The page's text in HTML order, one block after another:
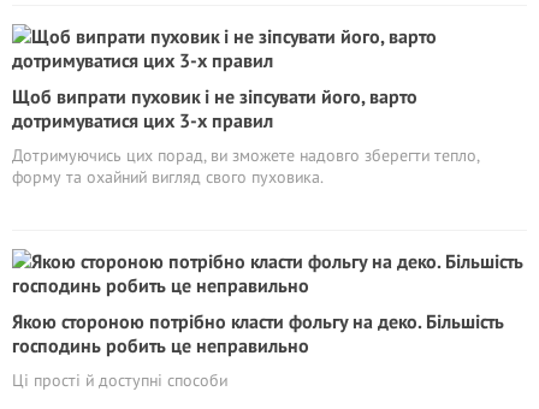
Щоб випрати пуховик і не зіпсувати його, варто
дотримуватися цих 3-х правил
Дотримуючись цих порад, ви зможете надовго зберегти тепло,
форму та охайний вигляд свого пуховика.
Якою стороною потрібно класти фольгу на деко. Більшість
господинь робить це неправильно
Ці прості й доступні способи